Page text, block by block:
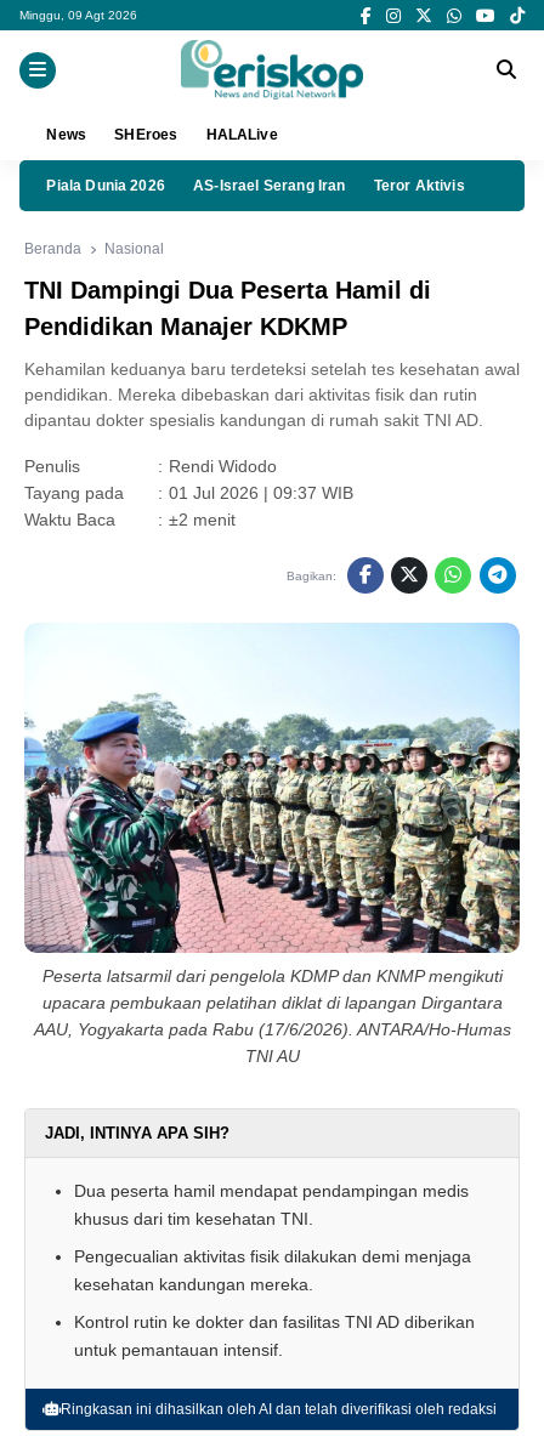
Minggu, 09 Agt 2026
News SHEroes HALALive
Piala Dunia 2026 AS-Israel Serang Iran Teror Aktivis
Beranda Nasional
TNI Dampingi Dua Peserta Hamil di
Pendidikan Manajer KDKMP
Kehamilan keduanya baru terdeteksi setelah tes kesehatan awal
pendidikan. Mereka dibebaskan dari aktivitas fisik dan rutin
dipantau dokter spesialis kandungan di rumah sakit TNI AD.
Penulis : Rendi Widodo
Tayang pada
: 01 Jul 2026 | 09:37 WIB
Waktu Baca
: ±2 menit
Bagikan:
Peserta latsarmil dari pengelola KDMP dan KNMP mengikuti
upacara pembukaan pelatihan diklat di lapangan Dirgantara
AAU, Yogyakarta pada Rabu (17/6/2026). ANTARA/Ho-Humas
TNI AU
JADI, INTINYA APA SIH?
Dua peserta hamil mendapat pendampingan medis
khusus dari tim kesehatan TNI.
Pengecualian aktivitas fisik dilakukan demi menjaga
kesehatan kandungan mereka.
Kontrol rutin ke dokter dan fasilitas TNI AD diberikan
untuk pemantauan intensif.
Ringkasan ini dihasilkan oleh AI dan telah diverifikasi oleh redaksi